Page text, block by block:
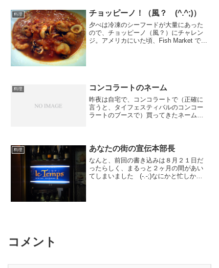
料理 チョッピーノ！（風？ (^.^;)）
夕べは冷凍のシーフードが大量にあった
ので、チョッピーノ（風？）にチャレン
ジ。アメリカにいた頃、Fish Market でよ
料理 コンコラートのネーム
昨夜は自宅で、コンコラートで（正確に
言うと、タイフェスティバルのコンコー
ラートのブースで）買ってきたネーム
料理 あなたの街の宣伝本部長
なんと、前回の書き込みは８月２１日だ
ったらしく、まるっと２ヶ月の間があい
てしまいました (-.-;)なにかと忙しかっ
コメント